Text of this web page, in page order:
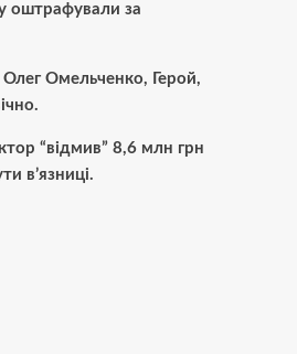
оштрафували за
Омельченко, Герой,
“відмив” 8,6 млн грн
в’язниці.